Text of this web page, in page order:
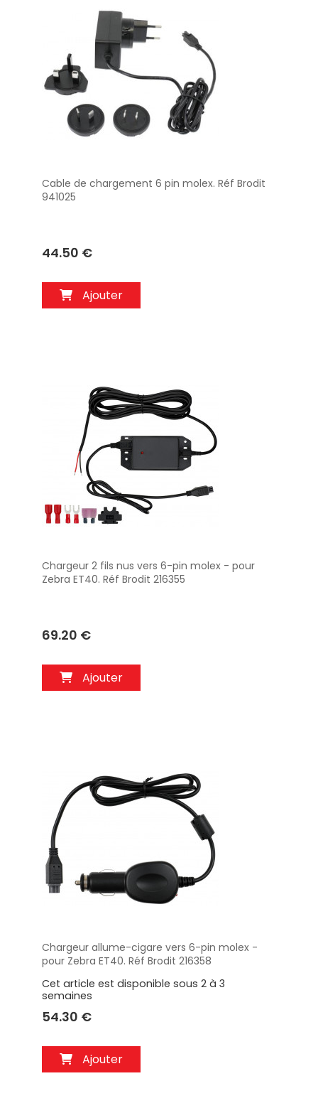
Aperçu
Cable de chargement 6 pin molex. Réf Brodit
941025
44.50 €
Ajouter
Aperçu
Chargeur 2 fils nus vers 6-pin molex - pour
Zebra ET40. Réf Brodit 216355
69.20 €
Ajouter
Aperçu
Chargeur allume-cigare vers 6-pin molex -
pour Zebra ET40. Réf Brodit 216358
Cet article est disponible sous 2 à 3
semaines
54.30 €
Ajouter